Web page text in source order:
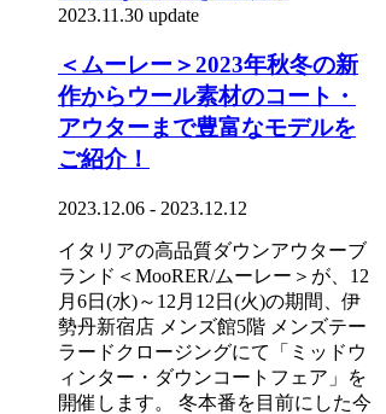
2023.11.30 update
＜ムーレー＞2023年秋冬の新
作からウール素材のコート・
アウターまで豊富なモデルを
ご紹介！
2023.12.06 - 2023.12.12
イタリアの高品質ダウンアウターブ
ランド＜MooRER/ムーレー＞が、12
月6日(水)～12月12日(火)の期間、伊
勢丹新宿店 メンズ館5階 メンズテー
ラードクロージングにて「ミッドウ
ィンター・ダウンコートフェア」を
開催します。 冬本番を目前にした今